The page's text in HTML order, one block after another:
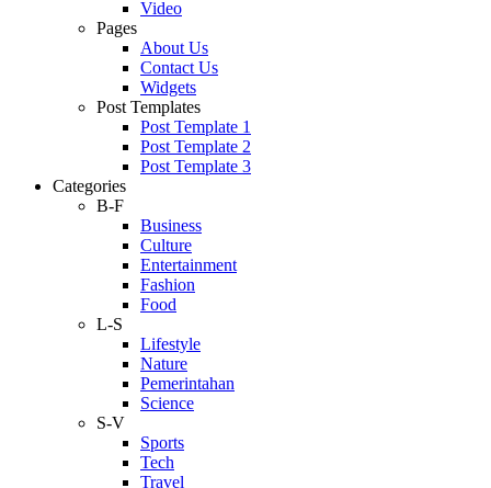
Video
Pages
About Us
Contact Us
Widgets
Post Templates
Post Template 1
Post Template 2
Post Template 3
Categories
B-F
Business
Culture
Entertainment
Fashion
Food
L-S
Lifestyle
Nature
Pemerintahan
Science
S-V
Sports
Tech
Travel